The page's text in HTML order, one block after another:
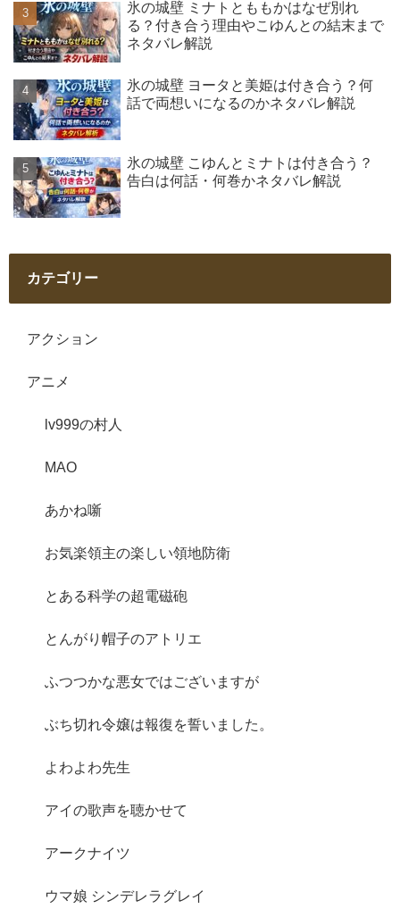
氷の城壁 ミナトとももかはなぜ別れ
る？付き合う理由やこゆんとの結末まで
ネタバレ解説
氷の城壁 ヨータと美姫は付き合う？何
話で両想いになるのかネタバレ解説
氷の城壁 こゆんとミナトは付き合う？
告白は何話・何巻かネタバレ解説
カテゴリー
アクション
アニメ
lv999の村人
MAO
あかね噺
お気楽領主の楽しい領地防衛
とある科学の超電磁砲
とんがり帽子のアトリエ
ふつつかな悪女ではございますが
ぶち切れ令嬢は報復を誓いました。
よわよわ先生
アイの歌声を聴かせて
アークナイツ
ウマ娘 シンデレラグレイ